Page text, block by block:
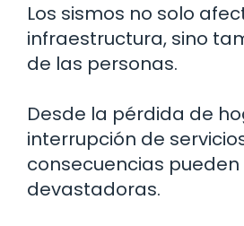
Los sismos no solo
infraestructura, sino
de las personas.
Desde la pérdida de
interrupción de
consecuencias pueden
devastadoras.